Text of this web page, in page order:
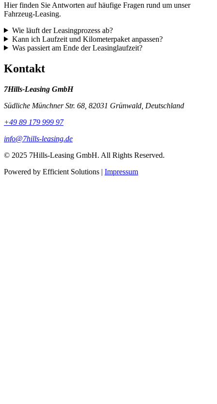
Hier finden Sie Antworten auf häufige Fragen rund um unser
Fahrzeug-Leasing.
Wie läuft der Leasingprozess ab?
Kann ich Laufzeit und Kilometerpaket anpassen?
Was passiert am Ende der Leasinglaufzeit?
Kontakt
7Hills-Leasing GmbH
Südliche Münchner Str. 68, 82031 Grünwald, Deutschland
+49 89 179 999 97
info@7hills-leasing.de
© 2025 7Hills-Leasing GmbH. All Rights Reserved.
Powered by Efficient Solutions | Impressum